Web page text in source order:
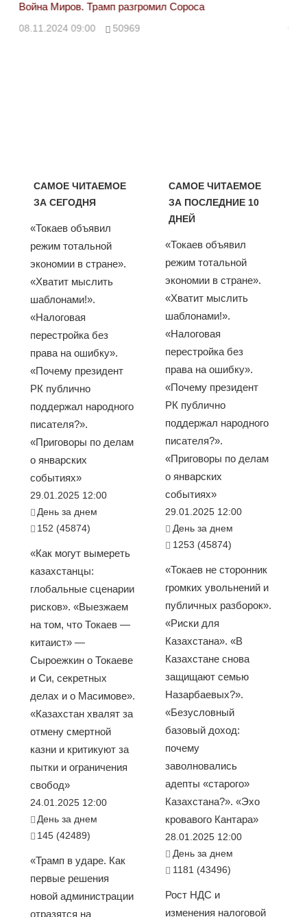
Война Миров. Трамп разгромил Сороса
08.11.2024 09:00 50969
САМОЕ ЧИТАЕМОЕ
ЗА СЕГОДНЯ
«Токаев объявил
режим тотальной
экономии в стране».
«Хватит мыслить
шаблонами!».
«Налоговая
перестройка без
права на ошибку».
«Почему президент
РК публично
поддержал народного
писателя?».
«Приговоры по делам
о январских
событиях»
29.01.2025 12:00
День за днем
152 (45874)
«Как могут вымереть
казахстанцы:
глобальные сценарии
рисков». «Выезжаем
на том, что Токаев —
китаист» —
Сыроежкин о Токаеве
и Си, секретных
делах и о Масимове».
«Казахстан хвалят за
отмену смертной
казни и критикуют за
пытки и ограничения
свобод»
24.01.2025 12:00
День за днем
145 (42489)
«Трамп в ударе. Как
первые решения
новой администрации
отразятся на
САМОЕ ЧИТАЕМОЕ
ЗА ПОСЛЕДНИЕ 10
ДНЕЙ
«Токаев объявил
режим тотальной
экономии в стране».
«Хватит мыслить
шаблонами!».
«Налоговая
перестройка без
права на ошибку».
«Почему президент
РК публично
поддержал народного
писателя?».
«Приговоры по делам
о январских
событиях»
29.01.2025 12:00
День за днем
1253 (45874)
«Токаев не сторонник
громких увольнений и
публичных разборок».
«Риски для
Казахстана». «В
Казахстане снова
защищают семью
Назарбаевых?».
«Безусловный
базовый доход:
почему
заволновались
адепты «старого»
Казахстана?». «Эхо
кровавого Кантара»
28.01.2025 12:00
День за днем
1181 (43496)
Рост НДС и
изменения налоговой